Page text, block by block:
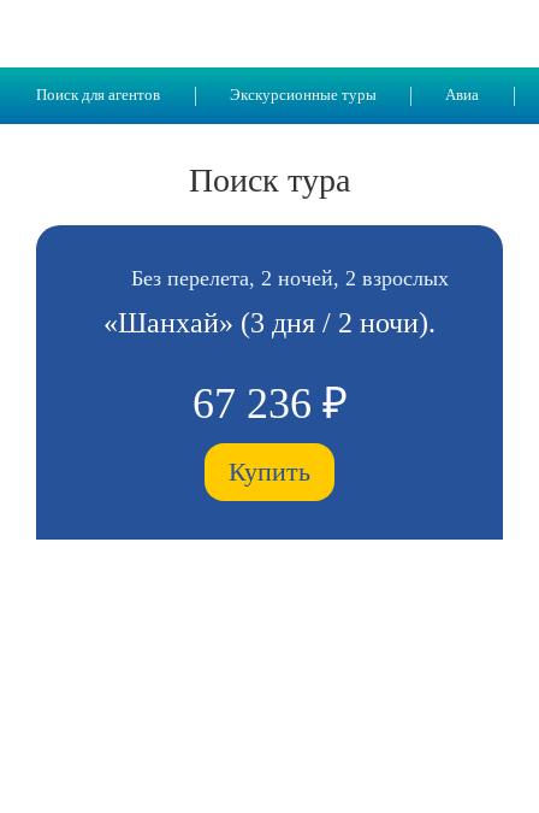
Поиск для агентов Экскурсионные туры Авиа
Поиск тура
Без перелета, 2 ночей, 2 взрослых
«Шанхай» (3 дня / 2 ночи).
67 236 ₽
Купить